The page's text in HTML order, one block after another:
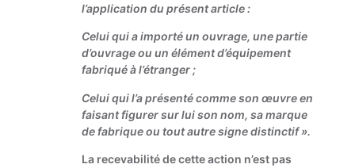
l’application du présent article :
Celui qui a importé un ouvrage, une partie
d’ouvrage ou un élément d’équipement
fabriqué à l’étranger ;
Celui qui l’a présenté comme son œuvre en
faisant figurer sur lui son nom, sa marque
de fabrique ou tout autre signe distinctif ».
La recevabilité de cette action n’est pas